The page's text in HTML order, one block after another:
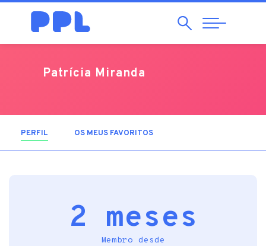
Pesquisar
Abrir
Navegação
Patrícia Miranda
PERFIL (SEPARADOR ATIVO)
OS MEUS FAVORITOS
2 meses
Membro desde